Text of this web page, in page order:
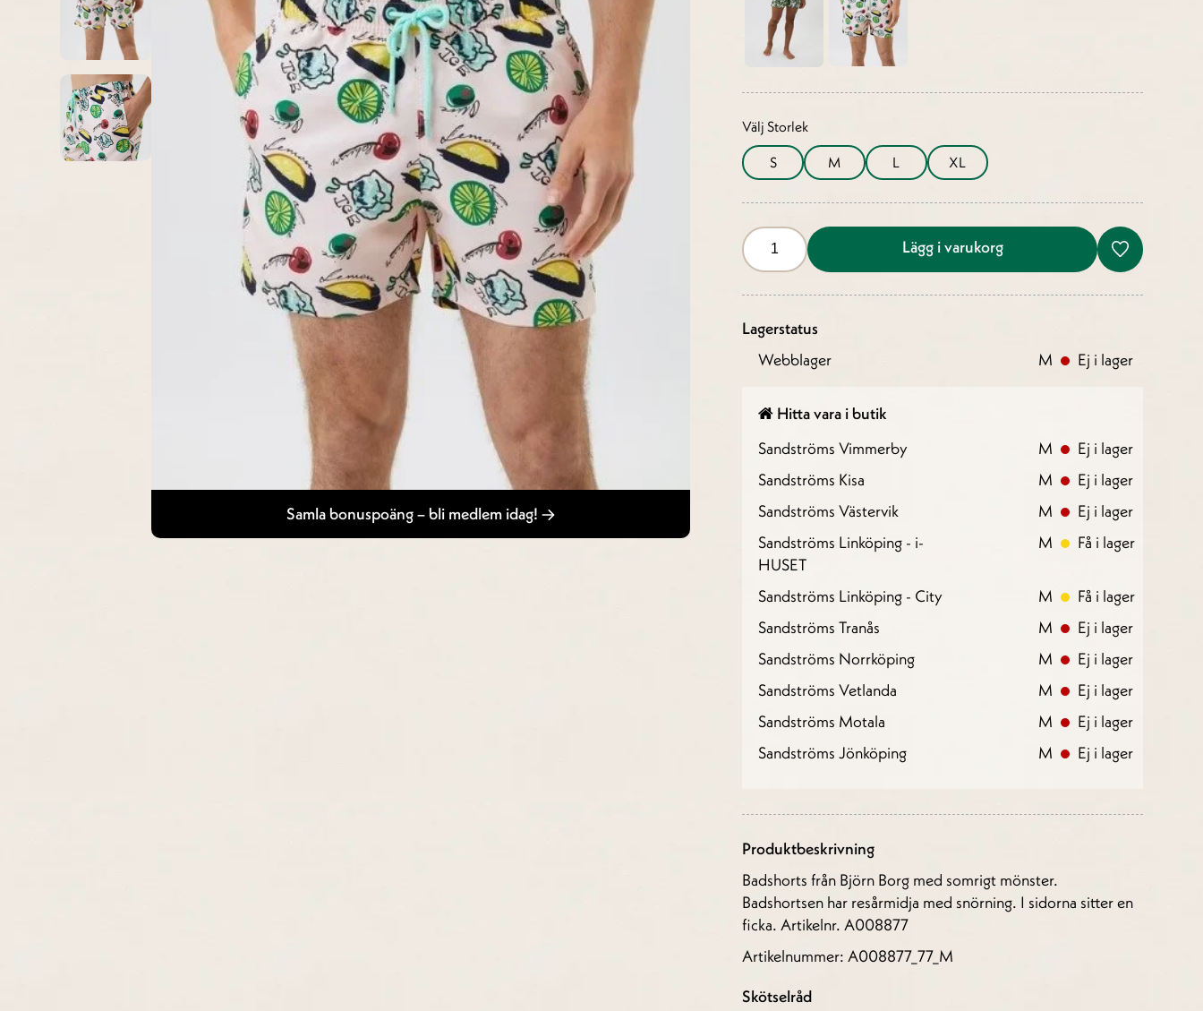
Samla bonuspoäng – bli medlem idag!
Välj Storlek
S M L XL
Lägg i varukorg
Lagerstatus
Webblager
M Ej i lager
Hitta vara i butik
Sandströms Vimmerby
M
Ej i lager
Sandströms Kisa
M
Ej i lager
Sandströms Västervik
M
Ej i lager
Sandströms Linköping - i-
HUSET
M Få i lager
Sandströms Linköping - City M
Få i lager
Sandströms Tranås
M
Ej i lager
Sandströms Norrköping
M
Ej i lager
Sandströms Vetlanda
M
Ej i lager
Sandströms Motala
M
Ej i lager
Sandströms Jönköping
M Ej i lager
Produktbeskrivning
Badshorts från Björn Borg med somrigt mönster.
Badshortsen har resårmidja med snörning. I sidorna sitter en
ficka. Artikelnr. A008877
Artikelnummer: A008877_77_M
Skötselråd